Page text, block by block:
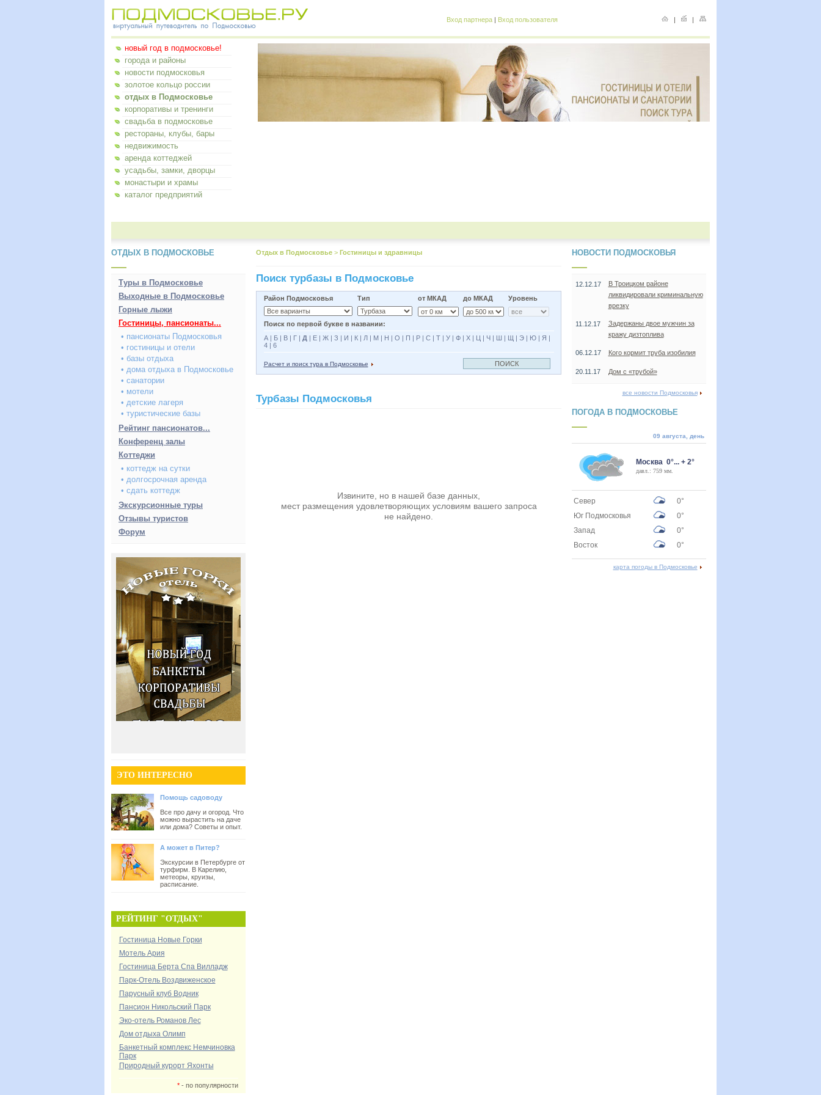
Вход партнера | Вход пользователя | |
новый год в подмосковье!
города и районы
новости подмосковья
золотое кольцо россии
отдых в Подмосковье
корпоративы и тренинги
свадьба в подмосковье
рестораны, клубы, бары
недвижимость
аренда коттеджей
усадьбы, замки, дворцы
монастыри и храмы
каталог предприятий
ОТДЫХ В ПОДМОСКОВЬЕ
Туры в Подмосковье
Выходные в Подмосковье
Горные лыжи
Гостиницы, пансионаты...
• пансионаты Подмосковья
• гостиницы и отели
• базы отдыха
• дома отдыха в Подмосковье
• санатории
• мотели
• детские лагеря
• туристические базы
Рейтинг пансионатов...
Конференц залы
Коттеджи
• коттедж на сутки
• долгосрочная аренда
• сдать коттедж
Экскурсионные туры
Отзывы туристов
Форум
ЭТО ИНТЕРЕСНО
Помощь садоводу
Все про дачу и огород. Что
можно вырастить на даче
или дома? Советы и опыт.
А может в Питер?
Экскурсии в Петербурге от
турфирм. В Карелию,
метеоры, круизы,
расписание.
РЕЙТИНГ "ОТДЫХ"
Гостиница Новые Горки
Мотель Ария
Гостиница Берта Спа Вилладж
Парк-Отель Воздвиженское
Парусный клуб Водник
Пансион Никольский Парк
Эко-отель Романов Лес
Дом отдыха Олимп
Банкетный комплекс Немчиновка
Парк
Природный курорт Яхонты
*- по популярности
Отдых в Подмосковье > Гостиницы и здравницы
Поиск турбазы в Подмосковье
Район Подмосковья Тип от МКАД до МКАД Уровень
Поиск по первой букве в названии:
А| Б| В| Г| Д| Е| Ж| З | И | К| Л| М| Н | О | П | Р| С| Т| У| Ф| Х| Ц | Ч| Ш | Щ | Э| Ю| Я |
4| 6
Расчет и поиск тура в Подмосковье
Турбазы Подмосковья
Извините, но в нашей базе данных,
мест размещения удовлетворяющих условиям вашего запроса
не найдено.
НОВОСТИ ПОДМОСКОВЬЯ
12.12.17
В Троицком районе
ликвидировали криминальную
врезку
11.12.17
Задержаны двое мужчин за
кражу дизтоплива
06.12.17 Кого кормит труба изобилия
20.11.17 Дом с «трубой»
все новости Подмосковья
ПОГОДА В ПОДМОСКОВЬЕ
09 августа, день
Москва 0°... + 2°
давл.: 759 мм.
Север
0°
Юг Подмосковья
0°
Запад
0°
Восток
0°
карта погоды в Подмосковье